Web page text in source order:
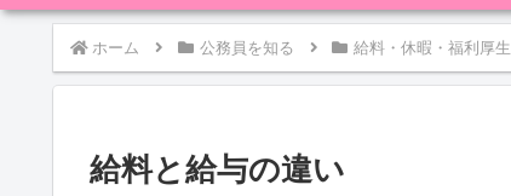
ホーム 公務員を知る 給料・休暇・福利厚生
給料と給与の違い